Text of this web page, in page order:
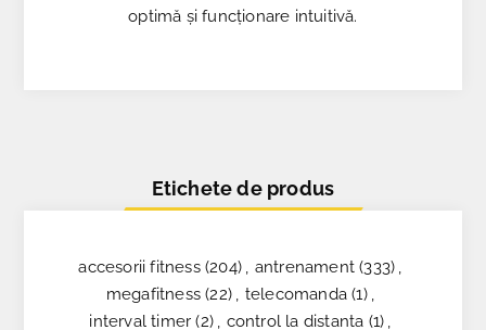
optimă și funcționare intuitivă.
Etichete de produs
accesorii fitness (204) , antrenament (333) ,
megafitness (22) , telecomanda (1) ,
interval timer (2) , control la distanta (1) ,